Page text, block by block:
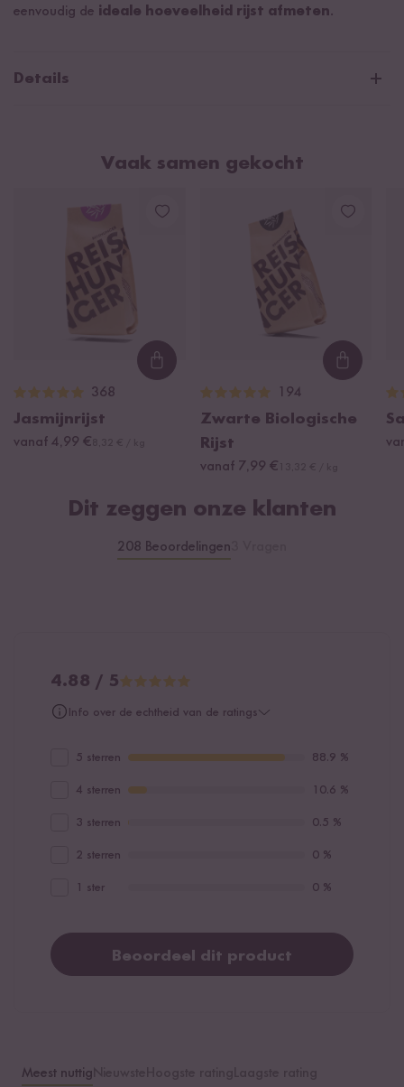
eenvoudig de ideale hoeveelheid rijst afmeten.
Details
Hoogte: 23cm
Diameter: 8cm
Rondom bedrukking van het design en de maatverdeling
Elegant, stabiel aluminium deksel
Geschikt voor de vaatwasser en krasbestendig
Vaak samen gekocht
Loading...
368
Jasmijnrijst
vanaf 4,99 €
194
Zwarte Biologische
Rijst
vanaf 7,99 €
Dit zeggen onze klanten
208 Beoordelingen
4.88 / 5
Info over de echtheid van de ratings
5 sterren 88.9 %
4 sterren 10.6 %
3 sterren 0.5 %
2 sterren 0 %
1 ster 0 %
Beoordeel dit product
Meest nuttig